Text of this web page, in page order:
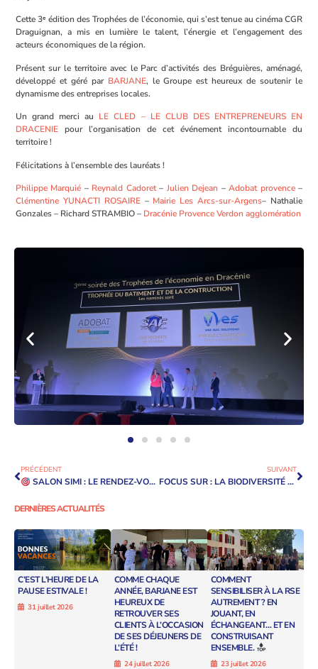
Cette 3ᵉ édition des Trophées de l’économie, qui s’est tenue au cinéma CGR
Draguignan, a mis en lumière le talent, l’énergie et l’engagement des
acteurs économiques de la région.
Présent sur le territoire avec le Parc d’activités des Bréguières, aménagé,
développé et géré par BARJANE, le Groupe est heureux de soutenir le
dynamisme des entreprises locales.
Un grand merci au LE CLED – LE CLUB DES ENTREPRENEURS EN
DRACENIE pour l’organisation de cet événement incontournable du
territoire !
Félicitations à l’ensemble des lauréats !
Philippe Marquié – Reynald Cadoret– Julien Dejean –Adobat provence–
Clémentine YUNACTI ROSAIRE– Mairie Les Arcs-sur-Argens– Nathalie
Gonzales – Richard STRAMBIO – Dracénie Provence Verdon agglomération
PRÉCÉDENT
SALON SIMI : LE RENDEZ-VOUS EST PRIS
SUIVANT
FOCUS SUR : LA BIODIVERSITÉ AU CŒUR DU PROJET DE LA FUTURE PLATEFORME LOGISTIQUE DE GONDREVILLE (54)
DERNIÈRES ACTUALITÉS
C’EST L’HEURE DE LA
PAUSE ESTIVALE !
31 juillet 2026
COMME CHAQUE
ANNÉE, BARJANE EST
HEUREUX DE
RETROUVER SES
CLIENTS À L’OCCASION
DE SES DÉJEUNERS DE
L’ÉTÉ !
24 juillet 2026
COMMENT
SENSIBILISER À LA RSE
AUTREMENT ? EN
JOUANT, EN
ÉCHANGEANT… ET EN
CONSTRUISANT
ENSEMBLE.
23 juillet 2026